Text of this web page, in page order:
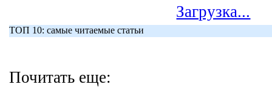
Загрузка...
ТОП 10: самые читаемые статьи
Почитать еще: